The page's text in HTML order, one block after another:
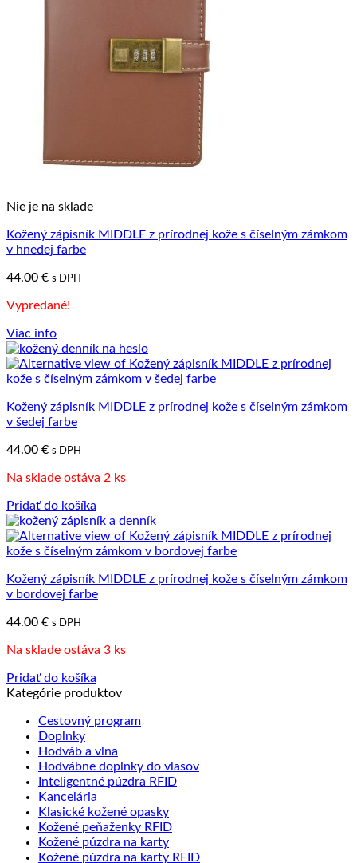
Nie je na sklade
Kožený zápisník MIDDLE z prírodnej kože s číselným zámkom
v hnedej farbe
44.00 € s DPH
Vypredané!
Viac info
Kožený zápisník MIDDLE z prírodnej kože s číselným zámkom
v šedej farbe
44.00 € s DPH
Na sklade ostáva 2 ks
Pridať do košíka
Kožený zápisník MIDDLE z prírodnej kože s číselným zámkom
v bordovej farbe
44.00 € s DPH
Na sklade ostáva 3 ks
Pridať do košíka
Kategórie produktov
Cestovný program
Doplnky
Hodváb a vlna
Hodvábne doplnky do vlasov
Inteligentné púzdra RFID
Kancelária
Klasické kožené opasky
Kožené peňaženky RFID
Kožené púzdra na karty
Kožené púzdra na karty RFID